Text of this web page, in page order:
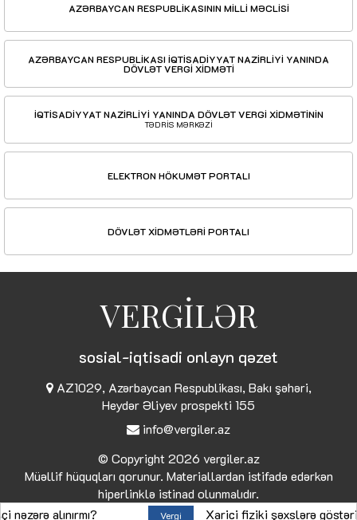
AZƏRBAYCAN RESPUBLİKASININ MİLLİ MƏCLİSİ
AZƏRBAYCAN RESPUBLİKASI İQTİSADİYYAT NAZİRLİYİ YANINDA
DÖVLƏT VERGİ XİDMƏTİ
İQTİSADİYYAT NAZİRLİYİ YANINDA DÖVLƏT VERGİ XİDMƏTİNİN
TƏDRİS MƏRKƏZİ
ELEKTRON HÖKUMƏT PORTALI
DÖVLƏT XİDMƏTLƏRİ PORTALI
VERGİLƏR
sosial-iqtisadi onlayn qəzet
AZ1029, Azərbaycan Respublikası, Bakı şəhəri,
Heydər Əliyev prospekti 155
info@vergiler.az
© Copyright 2026 vergiler.az
Müəllif hüquqları qorunur. Materiallardan istifadə edərkən
hiperlinklə istinad olunmalıdır.
alınırmı?
Xarici fiziki şəxslərə göstərilən